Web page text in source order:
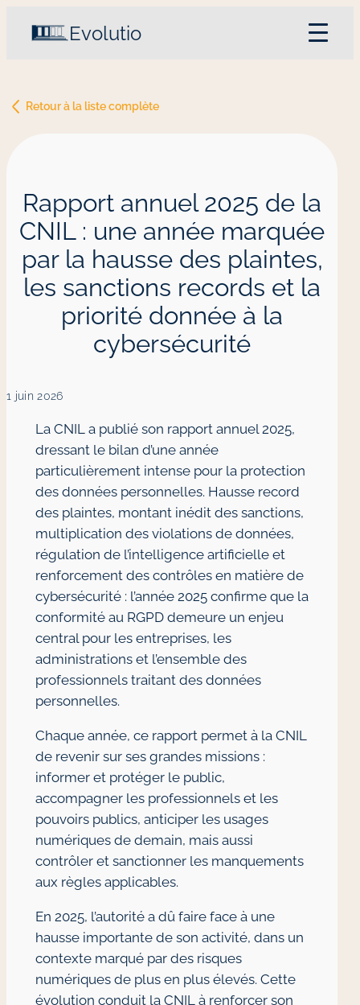
Evolutio
Nos services
Retour à la liste complète
Rapport annuel 2025 de la
CNIL : une année marquée
par la hausse des plaintes,
les sanctions records et la
priorité donnée à la
cybersécurité
1 juin 2026
La CNIL a publié son rapport annuel 2025,
dressant le bilan d’une année
particulièrement intense pour la protection
des données personnelles. Hausse record
des plaintes, montant inédit des sanctions,
multiplication des violations de données,
régulation de l’intelligence artificielle et
renforcement des contrôles en matière de
cybersécurité : l’année 2025 confirme que la
conformité au RGPD demeure un enjeu
central pour les entreprises, les
administrations et l’ensemble des
professionnels traitant des données
personnelles.
Chaque année, ce rapport permet à la CNIL
de revenir sur ses grandes missions :
informer et protéger le public,
accompagner les professionnels et les
pouvoirs publics, anticiper les usages
numériques de demain, mais aussi
contrôler et sanctionner les manquements
aux règles applicables.
En 2025, l’autorité a dû faire face à une
hausse importante de son activité, dans un
contexte marqué par des risques
numériques de plus en plus élevés. Cette
évolution conduit la CNIL à renforcer son